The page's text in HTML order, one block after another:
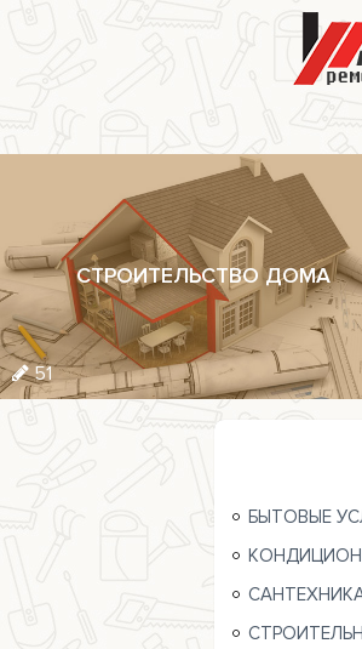
СТРОИТЕЛЬСТВО ДОМА
51
БЫТОВЫЕ